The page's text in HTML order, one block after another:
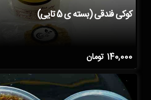
کوکی فندقی (بسته ی 5 تایی)
140,000 تومان